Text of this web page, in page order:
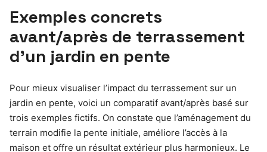
Exemples concrets
avant/après de terrassement
d’un jardin en pente
Pour mieux visualiser l’impact du terrassement sur un
jardin en pente, voici un comparatif avant/après basé sur
trois exemples fictifs. On constate que l’aménagement du
terrain modifie la pente initiale, améliore l’accès à la
maison et offre un résultat extérieur plus harmonieux. Le